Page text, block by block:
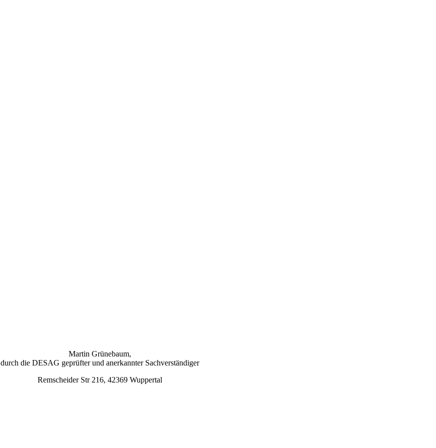
Martin Grünebaum,
durch die DESAG geprüfter und anerkannter Sachverständiger
Remscheider Str 216, 42369 Wuppertal